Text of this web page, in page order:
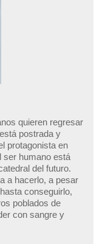
quieren regresar
postrada y
protagonista en
ser humano está
del futuro.
a hacerlo, a pesar
conseguirlo,
poblados de
con sangre y